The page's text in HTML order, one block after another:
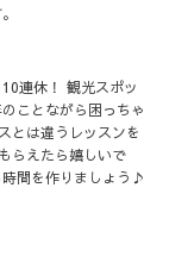
連休！ 観光スポッ
ことながら困っちゃ
とは違うレッスンを
らえたら嬉しいで
間を作りましょう♪